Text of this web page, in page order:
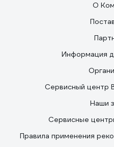
О
Информация
Сервисный центр
Наши
Сервисные
Правила применения